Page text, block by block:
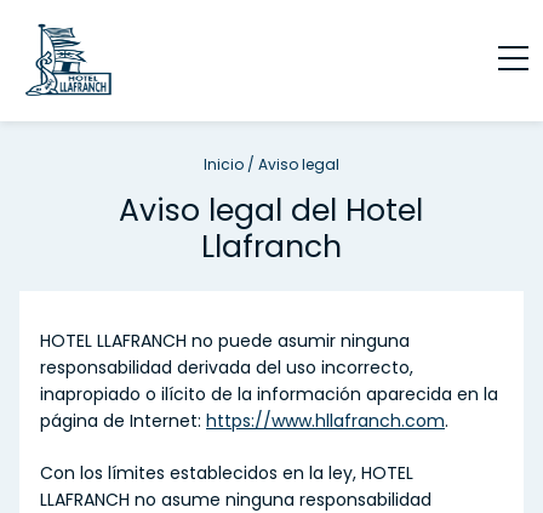
Inicio / Aviso legal
Aviso legal del Hotel
Llafranch
HOTEL LLAFRANCH no puede asumir ninguna
responsabilidad derivada del uso incorrecto,
inapropiado o ilícito de la información aparecida en la
página de Internet: https://www.hllafranch.com.
Con los límites establecidos en la ley, HOTEL
LLAFRANCH no asume ninguna responsabilidad